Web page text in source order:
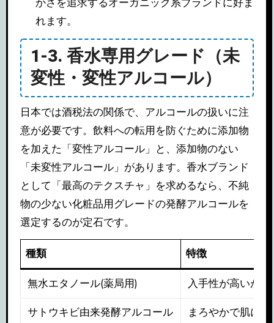
れます。
1-3. 香水専用グレード（未
変性・変性アルコール）
日本では酒税法の関係で、アルコールの扱いに注
意が必要です。飲料への転用を防ぐために添加物
を加えた「変性アルコール」と、添加物のない
「未変性アルコール」があります。香水ブランド
として「最高のテクスチャ」を求めるなら、不純
物の少ない化粧品用グレードの発酵アルコールを
選定するのが定石です。
種類 特徴
無水エタノール(薬局用) 入手性が高いが
サトウキビ由来発酵アルコール まろやかで肌に優